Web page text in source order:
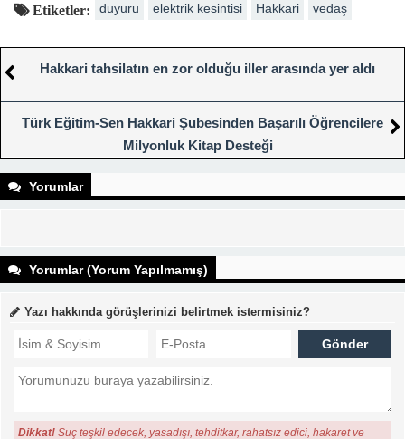
Etiketler: duyuru elektrik kesintisi Hakkari vedaş
Hakkari tahsilatın en zor olduğu iller arasında yer aldı
Türk Eğitim-Sen Hakkari Şubesinden Başarılı Öğrencilere
Milyonluk Kitap Desteği
Yorumlar
Yorumlar (Yorum Yapılmamış)
Yazı hakkında görüşlerinizi belirtmek istermisiniz?
Dikkat! Suç teşkil edecek, yasadışı, tehditkar, rahatsız edici, hakaret ve